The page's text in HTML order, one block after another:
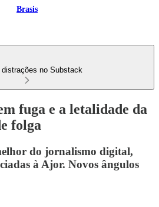
Brasis
distrações no Substack
fuga e a letalidade da
folga
do jornalismo digital,
à Ajor. Novos ângulos